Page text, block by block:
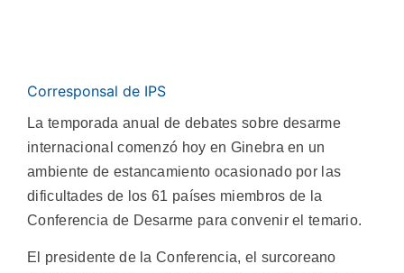
Corresponsal de IPS
La temporada anual de debates sobre desarme
internacional comenzó hoy en Ginebra en un
ambiente de estancamiento ocasionado por las
dificultades de los 61 países miembros de la
Conferencia de Desarme para convenir el temario.
El presidente de la Conferencia, el surcoreano